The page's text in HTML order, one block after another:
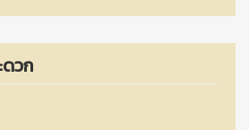
วก